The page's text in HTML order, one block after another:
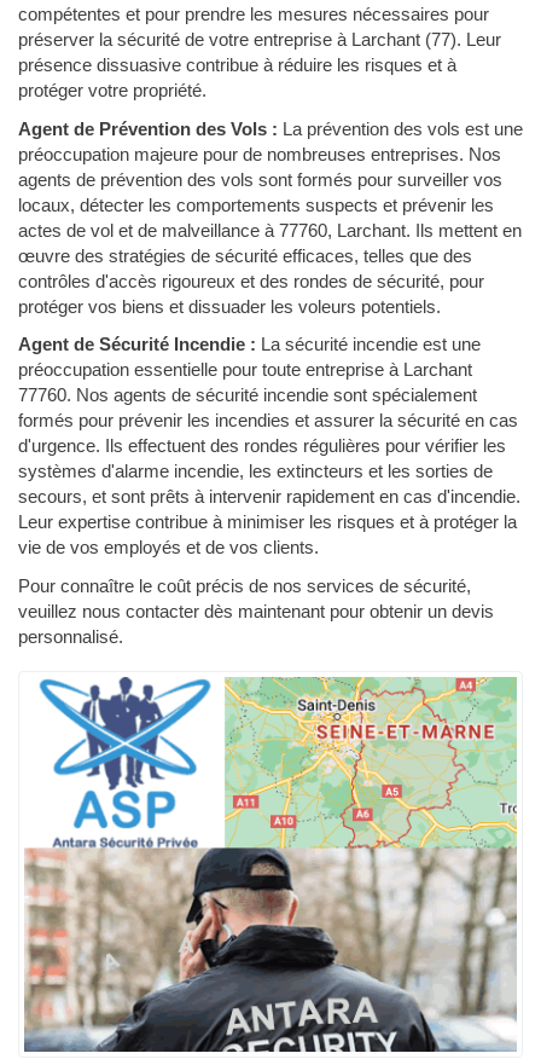
compétentes et pour prendre les mesures nécessaires pour
préserver la sécurité de votre entreprise à Larchant (77). Leur
présence dissuasive contribue à réduire les risques et à
protéger votre propriété.
Agent de Prévention des Vols : La prévention des vols est une
préoccupation majeure pour de nombreuses entreprises. Nos
agents de prévention des vols sont formés pour surveiller vos
locaux, détecter les comportements suspects et prévenir les
actes de vol et de malveillance à 77760, Larchant. Ils mettent en
œuvre des stratégies de sécurité efficaces, telles que des
contrôles d'accès rigoureux et des rondes de sécurité, pour
protéger vos biens et dissuader les voleurs potentiels.
Agent de Sécurité Incendie : La sécurité incendie est une
préoccupation essentielle pour toute entreprise à Larchant
77760. Nos agents de sécurité incendie sont spécialement
formés pour prévenir les incendies et assurer la sécurité en cas
d'urgence. Ils effectuent des rondes régulières pour vérifier les
systèmes d'alarme incendie, les extincteurs et les sorties de
secours, et sont prêts à intervenir rapidement en cas d'incendie.
Leur expertise contribue à minimiser les risques et à protéger la
vie de vos employés et de vos clients.
Pour connaître le coût précis de nos services de sécurité,
veuillez nous contacter dès maintenant pour obtenir un devis
personnalisé.